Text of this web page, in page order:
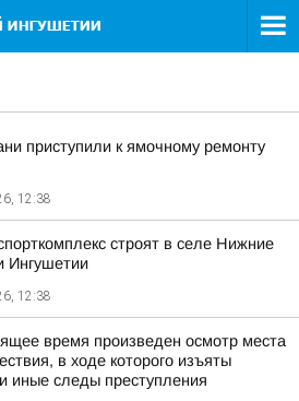
приступили к ямочному ремонту
12:38
строят в селе Нижние
Ингушетии
12:38
время произведен осмотр места
в ходе которого изъяты
иные следы преступления